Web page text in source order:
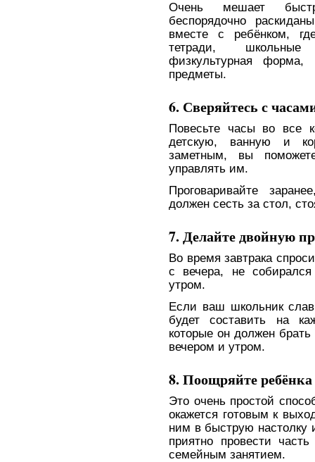
Очень мешает
беспорядочно
вместе с ребёнком,
тетради, школьные
физкультурная
предметы.
6. Сверяйтесь с
Повесьте часы во все
детскую, ванную и
заметным, вы
управлять им.
Проговаривайте
должен сесть за стол,
7. Делайте двойную
Во время завтрака
с вечера, не
утром.
Если ваш школьник
будет составить на
которые он должен
вечером и утром.
8. Поощряйте ребёнка
Это очень простой
окажется готовым к
ним в быструю настолку
приятно провести
семейным занятием.